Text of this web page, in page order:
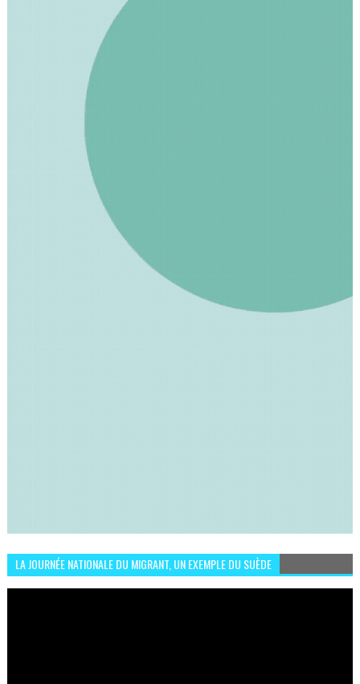
LA JOURNÉE NATIONALE DU MIGRANT, UN EXEMPLE DU SUÈDE